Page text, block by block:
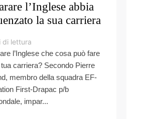
l’Inglese abbia
la sua carriera
di lettura
l’Inglese che cosa può fare
carriera? Secondo Pierre
membro della squadra EF-
First-Drapac p/b
impar...